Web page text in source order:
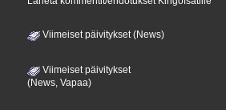
Viimeiset päivitykset (News)
Viimeiset päivitykset
(News, Vapaa)